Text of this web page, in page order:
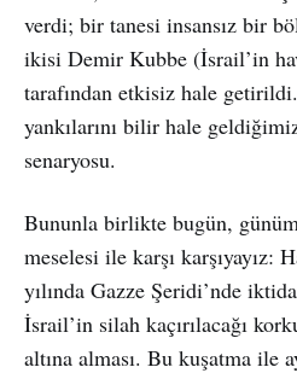
verdi; bir tanesi insansız bir
ikisi Demir Kubbe (İsrail’in
tarafından etkisiz hale
yankılarını bilir hale
senaryosu.
Bununla birlikte bugün,
meselesi ile karşı karşıyayız:
yılında Gazze Şeridi’nde
İsrail’in silah kaçırılacağı
altına alması. Bu kuşatma ile